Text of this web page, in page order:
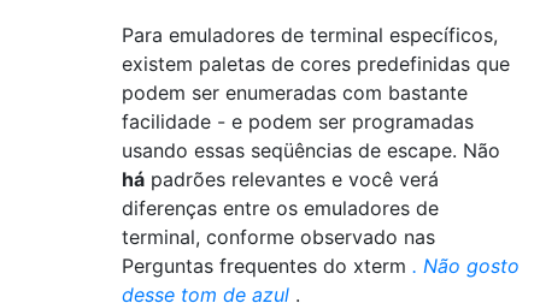
Para emuladores de terminal específicos,
existem paletas de cores predefinidas que
podem ser enumeradas com bastante
facilidade - e podem ser programadas
usando essas seqüências de escape. Não
há padrões relevantes e você verá
diferenças entre os emuladores de
terminal, conforme observado nas
Perguntas frequentes do xterm . Não gosto
desse tom de azul .